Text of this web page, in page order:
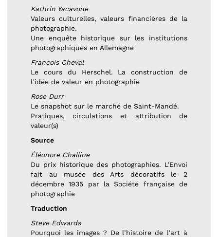
Kathrin Yacavone
Valeurs culturelles, valeurs financières de la
photographie.
Une enquête historique sur les institutions
photographiques en Allemagne
François Cheval
Le cours du Herschel. La construction de
l’idée de valeur en photographie
Rose Durr
Le snapshot sur le marché de Saint-Mandé.
Pratiques, circulations et attribution de
valeur(s)
Source
Éléonore Challine
Du prix historique des photographies. L’Envoi
fait au musée des Arts décoratifs le 2
décembre 1935 par la Société française de
photographie
Traduction
Steve Edwards
Pourquoi les images ? De l’histoire de l’art à